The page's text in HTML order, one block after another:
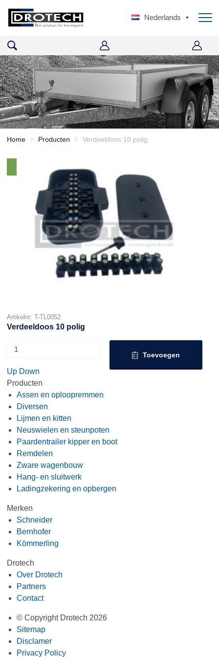
Nederlands
Home > Producten > Verdeeldoos 10 polig
Artikelnr: T-TL0052
Verdeeldoos 10 polig
Up Down
Toevoegen
Producten
Assen en oploopremmen
Diversen
Lijmen en kitten
Neuswielen en steunpoten
Paardentrailer kipper en boot
Remdelen
Zware wagenbouw
Hang- en sluitwerk
Ladingzekering en opbergen
Merken
Schneider
Bernhofer
Kömmerling
Drotech
Over Drotech
Partners
Contact
© Copyright Drotech 2026
Sitemap
Disclamer
Privacy Policy